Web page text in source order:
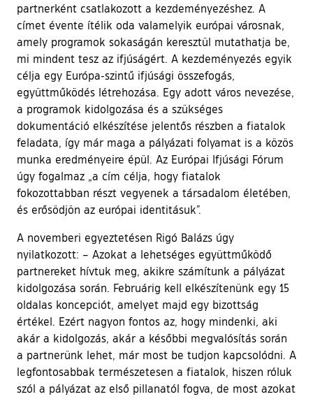
partnerként csatlakozott a kezdeményezéshez. A
címet évente ítélik oda valamelyik európai városnak,
amely programok sokaságán keresztül mutathatja be,
mi mindent tesz az ifjúságért. A kezdeményezés egyik
célja egy Európa-szintű ifjúsági összefogás,
együttműködés létrehozása. Egy adott város nevezése,
a programok kidolgozása és a szükséges
dokumentáció elkészítése jelentős részben a fiatalok
feladata, így már maga a pályázati folyamat is a közös
munka eredményeire épül. Az Európai Ifjúsági Fórum
úgy fogalmaz „a cím célja, hogy fiatalok
fokozottabban részt vegyenek a társadalom életében,
és erősödjön az európai identitásuk”.
A novemberi egyeztetésen Rigó Balázs úgy
nyilatkozott: – Azokat a lehetséges együttműködő
partnereket hívtuk meg, akikre számítunk a pályázat
kidolgozása során. Februárig kell elkészítenünk egy 15
oldalas koncepciót, amelyet majd egy bizottság
értékel. Ezért nagyon fontos az, hogy mindenki, aki
akár a kidolgozás, akár a későbbi megvalósítás során
a partnerünk lehet, már most be tudjon kapcsolódni. A
legfontosabbak természetesen a fiatalok, hiszen róluk
szól a pályázat az első pillanatól fogva, de most azokat